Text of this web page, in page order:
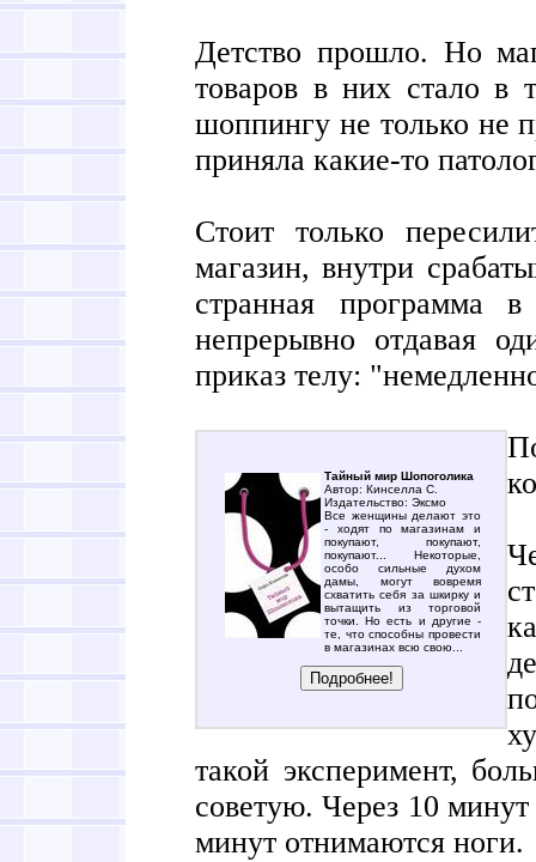
Детство прошло. Но
товаров в них стало в
шоппингу не только не
приняла какие-то
Стоит только
магазин, внутри
странная программа
непрерывно отдавая
приказ телу:
Тайный мир Шопоголика
Автор: Кинселла С.
Издательство: Эксмо
Все женщины делают это
- ходят по магазинам и
покупают, покупают,
покупают... Некоторые,
особо сильные духом
дамы, могут вовремя
схватить себя за шкирку и
вытащить из торговой
точки. Но есть и другие -
те, что способны провести
в магазинах всю свою...
такой эксперимент,
советую. Через 10
минут отнимаются ноги.